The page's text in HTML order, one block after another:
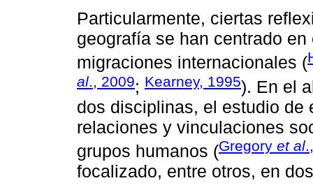
Particularmente, ciertas
geografía se han centrado
migraciones internacionales (
al., 2009; Kearney, 1995). En el
dos disciplinas, el estudio de
relaciones y vinculaciones
grupos humanos (Gregory et al
focalizado, entre otros, en